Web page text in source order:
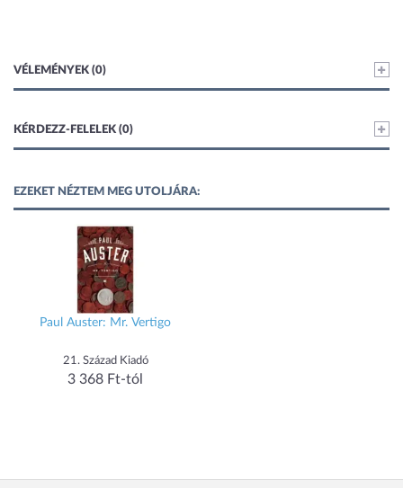
VÉLEMÉNYEK (0)
KÉRDEZZ-FELELEK (0)
EZEKET NÉZTEM MEG UTOLJÁRA:
Paul Auster: Mr. Vertigo
21. Század Kiadó
3 368 Ft-tól